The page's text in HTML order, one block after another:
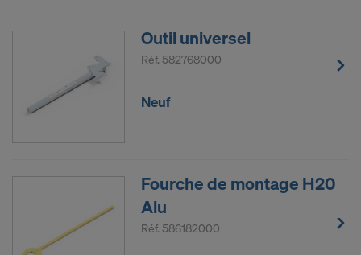
Outil universel
Réf. 582768000
Neuf
Fourche de montage H20
Alu
Réf. 586182000